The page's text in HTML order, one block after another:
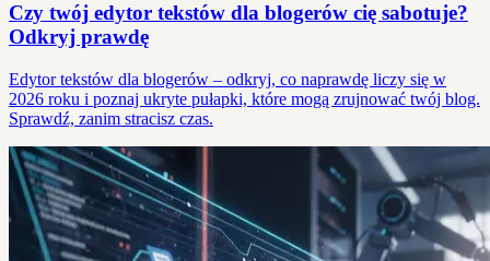
Czy twój edytor tekstów dla blogerów cię sabotuje?
Odkryj prawdę
Edytor tekstów dla blogerów – odkryj, co naprawdę liczy się w
2026 roku i poznaj ukryte pułapki, które mogą zrujnować twój blog.
Sprawdź, zanim stracisz czas.